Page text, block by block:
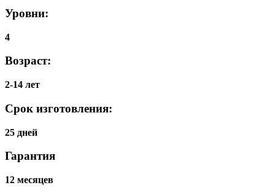
Уровни:
4
Возраст:
2-14 лет
Срок изготовления:
25 дней
Гарантия
12 месяцев